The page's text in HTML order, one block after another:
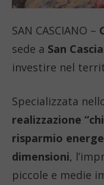
SAN CASCIANO –
sede a San
investire nel
Specializzata
realizzazione
risparmio
dimensioni,
piccole e medie